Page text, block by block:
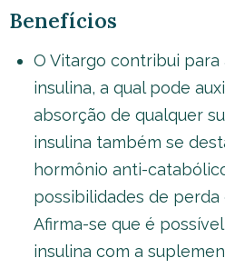
Benefícios
O Vitargo contribui para
insulina, a qual pode
absorção de qualquer
insulina também se
hormônio anti-
possibilidades de perda
Afirma-se que é
insulina com a